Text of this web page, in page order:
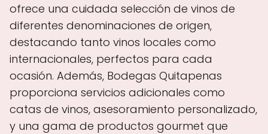
ofrece una cuidada selección de vinos de
diferentes denominaciones de origen,
destacando tanto vinos locales como
internacionales, perfectos para cada
ocasión. Además, Bodegas Quitapenas
proporciona servicios adicionales como
catas de vinos, asesoramiento personalizado,
y una gama de productos gourmet que